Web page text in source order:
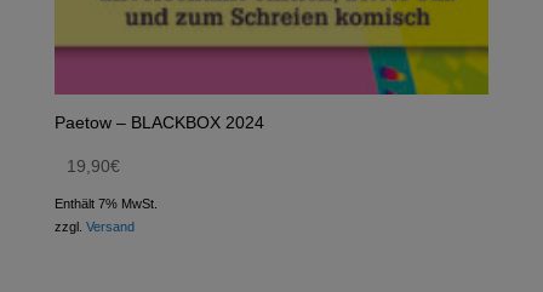
Paetow – BLACKBOX 2024
19,90€
Enthält 7% MwSt.
zzgl. Versand